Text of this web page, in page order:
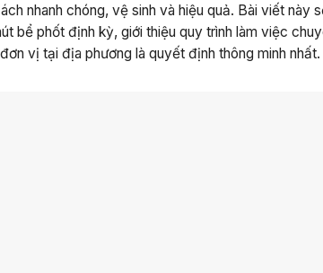
nhanh chóng, vệ sinh và hiệu quả. Bài viết này
bể phốt định kỳ, giới thiệu quy trình làm việc
vị tại địa phương là quyết định thông minh nhất.